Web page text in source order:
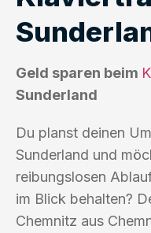
Geld sparen beim
Sunderland
Du planst deinen
Sunderland und
reibungslosen
im Blick behalten?
Chemnitz aus